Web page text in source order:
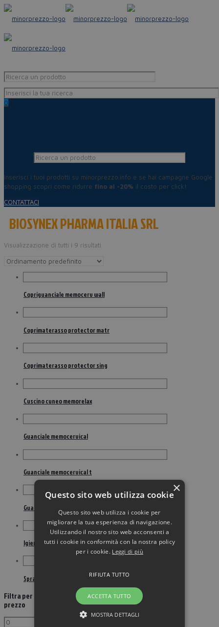
0
Inserisci i tuoi prodotti su minorprezzo.info e se hai campagne Google
shopping scopri come ridurre fino al -20% il costo per click!
CONTATTACI
BIOSYNEX PHARMA ITALIA SRL
Visualizzazione di tutti i 9 risultati
Copriguanciale memocerv wall
Coprimaterasso protector matr
Coprimaterasso protector sing
Cuscino cuneo memorelax
Guanciale memocervical
Guanciale memocervical t
Guanciale sostegno+ trattamento a/ba
Igienizzante spray mani superfici 100 ml
Spray hi-tech ossigeno attivo 100 ml
Filtra per
prezzo
×
Questo sito web utilizza cookie
Questo sito web utilizza i cookie per
migliorare la tua esperienza di navigazione.
Utilizzando il nostro sito web acconsenti a
tutti i cookie in conformità con la nostra policy
per i cookie. Leggi di più
ACCETTA TUTTO
RIFIUTA TUTTO
MOSTRA DETTAGLI